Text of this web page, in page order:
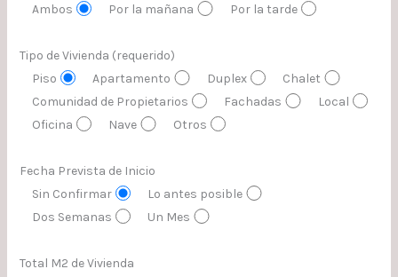
Ambos
Por la mañana Por la tarde
Tipo de Vivienda (requerido)
Piso
Apartamento Duplex
Chalet
Comunidad de Propietarios
Fachadas
Local
Oficina
Nave Otros
Fecha Prevista de Inicio
Sin Confirmar
Lo antes posible
Dos Semanas
Un Mes
Total M2 de Vivienda